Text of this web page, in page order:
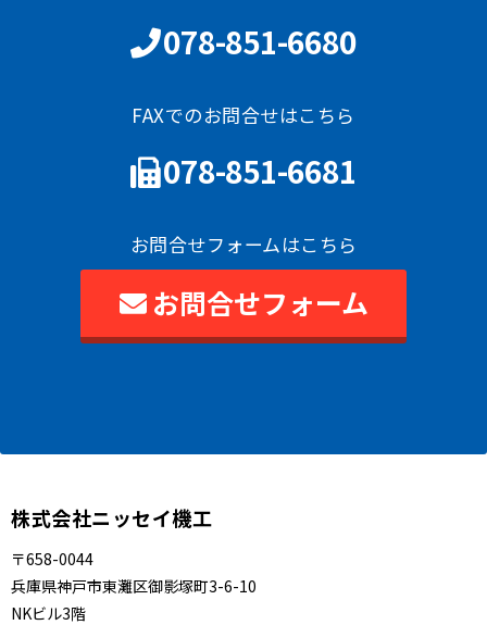
078-851-6680
FAXでのお問合せはこちら
078-851-6681
お問合せフォームはこちら
お問合せフォーム
株式会社ニッセイ機工
〒658-0044
兵庫県神戸市東灘区御影塚町3-6-10
NKビル3階